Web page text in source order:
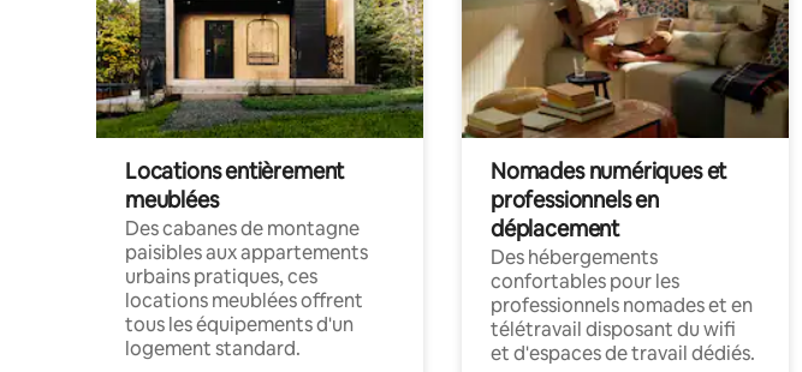
Locations entièrement
meublées
Des cabanes de montagne
paisibles aux appartements
urbains pratiques, ces
locations meublées offrent
tous les équipements d'un
logement standard.
Nomades numériques et
professionnels en
déplacement
Des hébergements
confortables pour les
professionnels nomades et en
télétravail disposant du wifi
et d'espaces de travail dédiés.